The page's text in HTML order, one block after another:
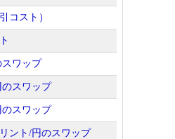
コスト）
スワップ
のスワップ
スワップ
ント/円のスワップ